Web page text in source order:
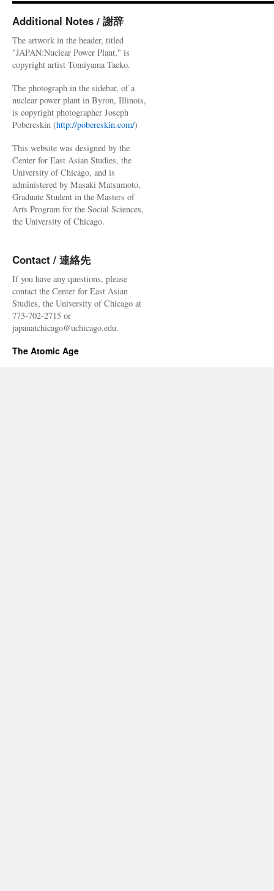
Additional Notes / 謝辞
The artwork in the header, titled
"JAPAN:Nuclear Power Plant," is
copyright artist Tomiyama Taeko.
The photograph in the sidebar, of a
nuclear power plant in Byron, Illinois,
is copyright photographer Joseph
Pobereskin (http://pobereskin.com/)
This website was designed by the
Center for East Asian Studies, the
University of Chicago, and is
administered by Masaki Matsumoto,
Graduate Student in the Masters of
Arts Program for the Social Sciences,
the University of Chicago.
Contact / 連絡先
If you have any questions, please
contact the Center for East Asian
Studies, the University of Chicago at
773-702-2715 or
japanatchicago@uchicago.edu.
The Atomic Age